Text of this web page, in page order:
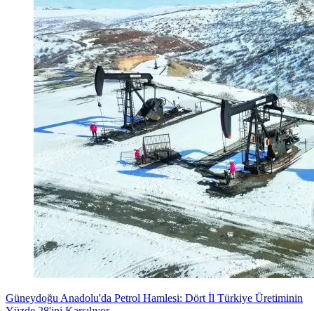
Güneydoğu Anadolu'da Petrol Hamlesi: Dört İl Türkiye Üretiminin